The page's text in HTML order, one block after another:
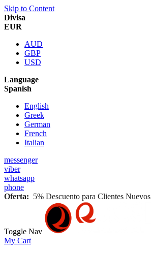
Skip to Content
Divisa
EUR
AUD
GBP
USD
Language
Spanish
English
Greek
German
French
Italian
messenger
viber
whatsapp
phone
Oferta: 5% Descuento para Clientes Nuevos
Toggle Nav
My Cart